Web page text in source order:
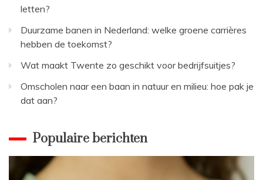
letten?
Duurzame banen in Nederland: welke groene carrières
hebben de toekomst?
Wat maakt Twente zo geschikt voor bedrijfsuitjes?
Omscholen naar een baan in natuur en milieu: hoe pak je
dat aan?
Populaire berichten